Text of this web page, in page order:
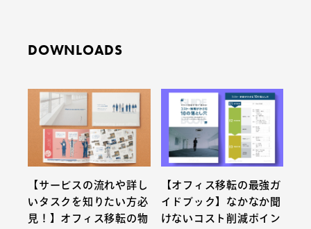
DOWNLOADS
【サービスの流れや詳し
いタスクを知りたい方必
見！】オフィス移転の物
【オフィス移転の最強ガ
イドブック】なかなか聞
けないコスト削減ポイン